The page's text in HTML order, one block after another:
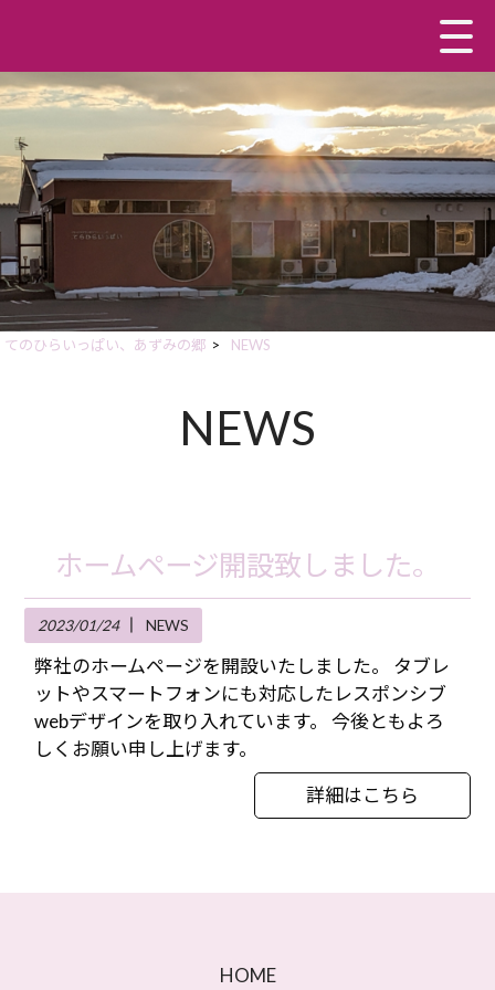
てのひらいっぱい、あずみの郷 > NEWS
NEWS
ホームページ開設致しました。
2023/01/24 NEWS
弊社のホームページを開設いたしました。 タブレ
ットやスマートフォンにも対応したレスポンシブ
webデザインを取り入れています。 今後ともよろ
しくお願い申し上げます。
詳細はこちら
HOME